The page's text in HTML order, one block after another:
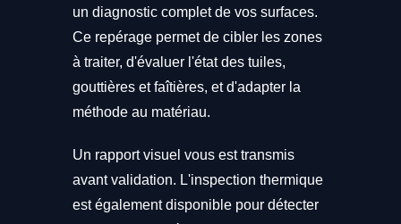
un diagnostic complet de vos surfaces.
Ce repérage permet de cibler les zones
à traiter, d'évaluer l'état des tuiles,
gouttières et faîtières, et d'adapter la
méthode au matériau.
Un rapport visuel vous est transmis
avant validation. L'inspection thermique
est également disponible pour détecter